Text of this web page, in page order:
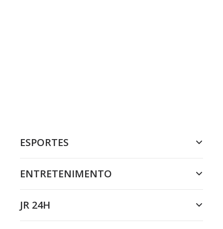
ESPORTES
ENTRETENIMENTO
JR 24H